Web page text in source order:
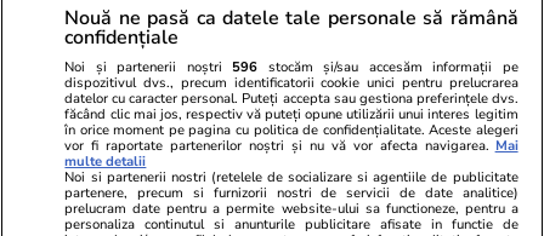
Politică 15:00
Verdict amânat la CCR. Când se
decide dacă Guvernul este
obligat să plătească 4,8
miliarde de lei către magistrați,
așa cum a cerut Lia Savonea
Nouă ne pasă ca datele tale personale să rămână
confidențiale
Noi și partenerii noștri 596 stocăm și/sau accesăm informații pe
dispozitivul dvs., precum identificatorii cookie unici pentru prelucrarea
datelor cu caracter personal. Puteți accepta sau gestiona preferințele dvs.
făcând clic mai jos, respectiv vă puteți opune utilizării unui interes legitim
în orice moment pe pagina cu politica de confidențialitate. Aceste alegeri
vor fi raportate partenerilor noștri și nu vă vor afecta navigarea. Mai
multe detalii
Noi si partenerii nostri (retelele de socializare si agentiile de publicitate
partenere, precum si furnizorii nostri de servicii de date analitice)
prelucram date pentru a permite website-ului sa functioneze, pentru a
personaliza continutul si anunturile publicitare afisate in functie de